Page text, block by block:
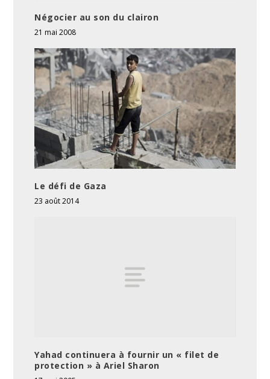
Négocier au son du clairon
21 mai 2008
Le défi de Gaza
23 août 2014
Yahad continuera à fournir un « filet de
protection » à Ariel Sharon